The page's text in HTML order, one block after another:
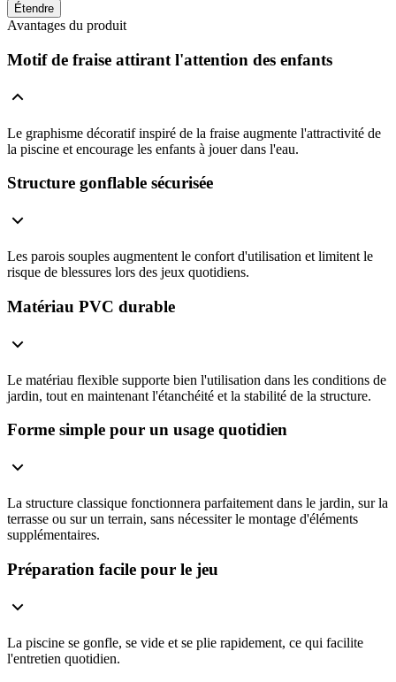
Étendre
Avantages du produit
Motif de fraise attirant l'attention des enfants
Le graphisme décoratif inspiré de la fraise augmente l'attractivité de
la piscine et encourage les enfants à jouer dans l'eau.
Structure gonflable sécurisée
Les parois souples augmentent le confort d'utilisation et limitent le
risque de blessures lors des jeux quotidiens.
Matériau PVC durable
Le matériau flexible supporte bien l'utilisation dans les conditions de
jardin, tout en maintenant l'étanchéité et la stabilité de la structure.
Forme simple pour un usage quotidien
La structure classique fonctionnera parfaitement dans le jardin, sur la
terrasse ou sur un terrain, sans nécessiter le montage d'éléments
supplémentaires.
Préparation facile pour le jeu
La piscine se gonfle, se vide et se plie rapidement, ce qui facilite
l'entretien quotidien.